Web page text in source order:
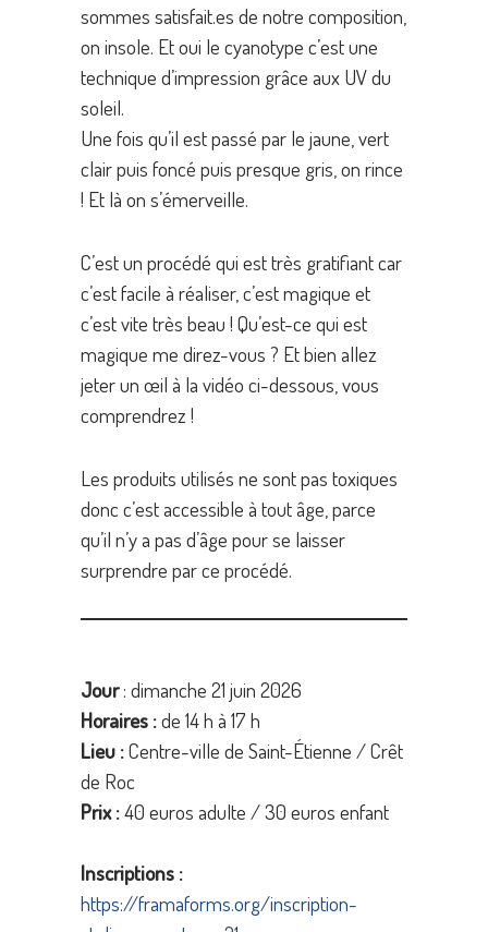
sommes satisfait.es de notre composition,
on insole. Et oui le cyanotype c’est une
technique d’impression grâce aux UV du
soleil.
Une fois qu’il est passé par le jaune, vert
clair puis foncé puis presque gris, on rince
! Et là on s’émerveille.
C’est un procédé qui est très gratifiant car
c’est facile à réaliser, c’est magique et
c’est vite très beau ! Qu’est-ce qui est
magique me direz-vous ? Et bien allez
jeter un œil à la vidéo ci-dessous, vous
comprendrez !
Les produits utilisés ne sont pas toxiques
donc c’est accessible à tout âge, parce
qu’il n’y a pas d’âge pour se laisser
surprendre par ce procédé.
Jour: dimanche 21 juin 2026
Horaires :de 14 h à 17 h
Lieu :Centre-ville de Saint-Étienne / Crêt
de Roc
Prix :40 euros adulte / 30 euros enfant
Inscriptions :
https://framaforms.org/inscription-